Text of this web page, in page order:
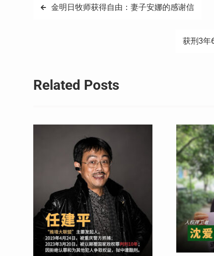
文 金明日牧师获得自由：妻子安娜的感谢信
获刑3年
Related Posts